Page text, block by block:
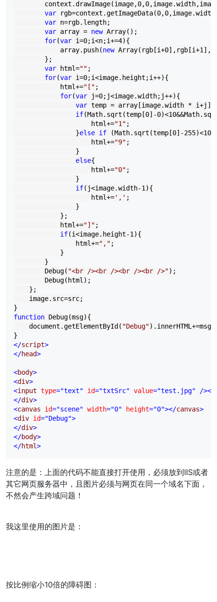
        context.drawImage(image,
0,0
var rgb=context.getImageData(0,0
var n=rgb.length;
var array = new Array();
for(var i=0;i<n;i+=4){
            array.push(
new Array(rgb[i+0],rgb[i+1
        };
var html="" ;
for(var i=0;i<image.height;i++){
            html
+=" [ " ;
for(var j=0;j<image.width;j++){
var temp = array[image.width * i+j];
if(Math.sqrt(temp[0] -0)<10&&
                    html
+="1 " ;
                }
else if (Math.sqrt(temp[0] -255)<10
                    html
+="9" ;
                }
else{
                    html
+="0" ;
                }
if(j<image.width-1 ){
                    html
+=' , ' ;
                }
            };
            html
+="] " ;
if(i<image.height-1 ){
                html
+=" , " ;
            }
        }
        Debug(
"<br /><br /><br /><br />");
        Debug(html);
    };
    image.src
=src;
function Debug(msg){
    document.getElementById(
"Debug").innerHTML +=msg
</script>
</head>
<body>
<div>
<input type="text" id="txtSrc" value="test.jpg" /><
</div>
<canvas id="scene" width="0" height="0"></canvas>
<div id="Debug">
</div>
</body>
</html>
注意的是：上面的代码不能直接打开使用，必须放到IIS或者
其它网页服务器中，且图片必须与网页在同一个域名下面，
不然会产生跨域问题！
我这里使用的图片是：
按比例缩小10倍的障碍图：